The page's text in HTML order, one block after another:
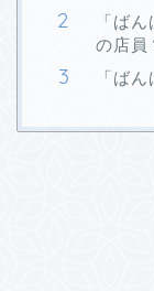
「ば
の店員
「ば